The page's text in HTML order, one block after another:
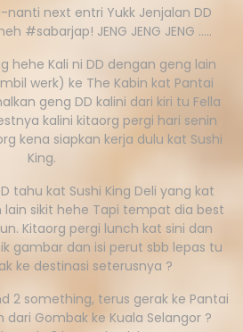
nanti next entri Yukk Jenjalan DD
#sabarjap! JENG JENG JENG …..
hehe Kali ni DD dengan geng lain
werk) ke The Kabin kat Pantai
geng DD kalini dari kiri tu Fella
kalini kitaorg pergi hari senin
kena siapkan kerja dulu kat Sushi
King.
tahu kat Sushi King Deli yang kat
lain sikit hehe Tapi tempat dia best
Kitaorg pergi lunch kat sini dan
gambar dan isi perut sbb lepas tu
ke destinasi seterusnya ?
2 something, terus gerak ke Pantai
dari Gombak ke Kuala Selangor ?